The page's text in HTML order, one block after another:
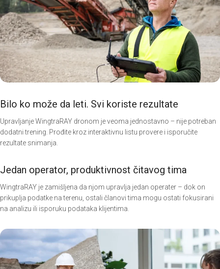
Bilo ko može da leti. Svi koriste rezultate
Upravljanje WingtraRAY dronom je veoma jednostavno – nije potreban
dodatni trening. Prođite kroz interaktivnu listu provere i isporučite
rezultate snimanja.
Jedan operator, produktivnost čitavog tima
WingtraRAY je zamišljena da njom upravlja jedan operater – dok on
prikuplja podatke na terenu, ostali članovi tima mogu ostati fokusirani
na analizu ili isporuku podataka klijentima.